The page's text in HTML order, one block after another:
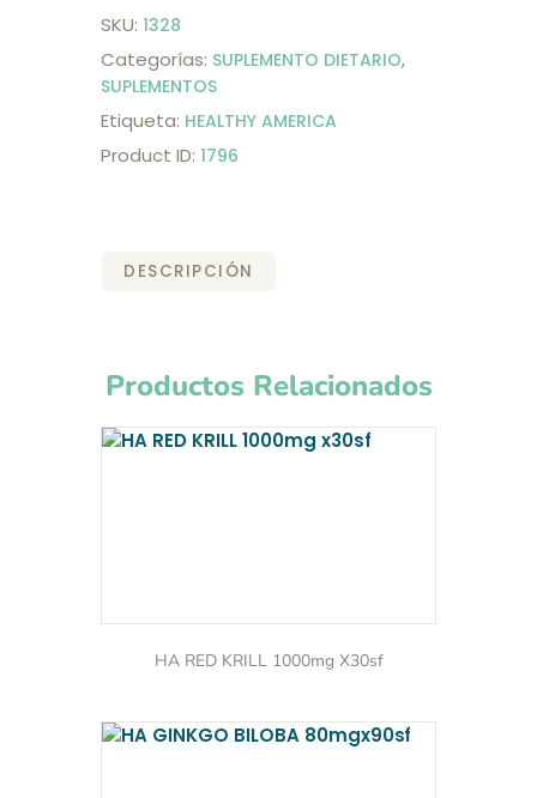
SKU: 1328
Categorías: SUPLEMENTO DIETARIO,
SUPLEMENTOS
Etiqueta: HEALTHY AMERICA
Product ID: 1796
DESCRIPCIÓN
Productos Relacionados
HA RED KRILL 1000mg X30sf